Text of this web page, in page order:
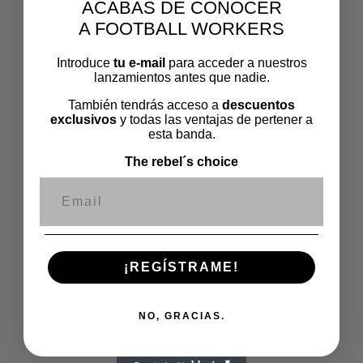
TODO LO RECORRIDO HA SIDO POR EL
BALÓN
“¿Por qué visitas tantos estadios?” Está pregunta la he
contestado en innumerables ocasiones cuando le cuento a
la gente esta pasión que me lleva acompañando casi 20
ACABAS DE CONOCER
A FOOTBALL WORKERS
Introduce tu e-mail para acceder a nuestros
lanzamientos antes que nadie.
También tendrás acceso a descuentos
exclusivos y todas las ventajas de pertener a
esta banda.
The rebel´s choice
¡REGÍSTRAME!
NO, GRACIAS.